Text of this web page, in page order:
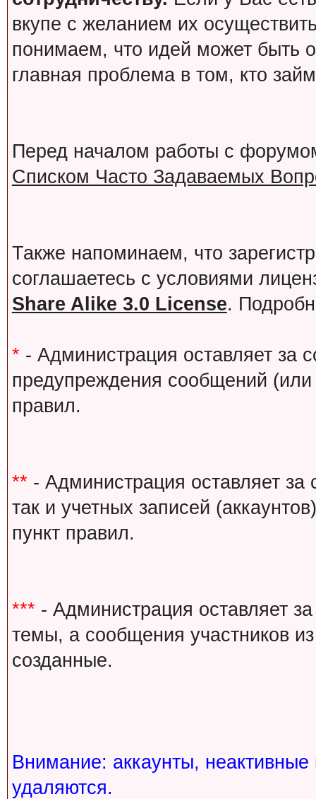
вкупе с желанием их
понимаем, что идей может быть
главная проблема в том, кто
Перед началом работы с
Списком Часто Задаваемых
Также напоминаем, что
соглашаетесь с условиями
Share Alike 3.0 License.
* - Администрация оставляет за
предупреждения сообщений
правил.
** - Администрация оставляет
так и учетных записей
пункт правил.
*** - Администрация оставляет
темы, а сообщения участников
созданные.
Внимание: аккаунты,
удаляются.